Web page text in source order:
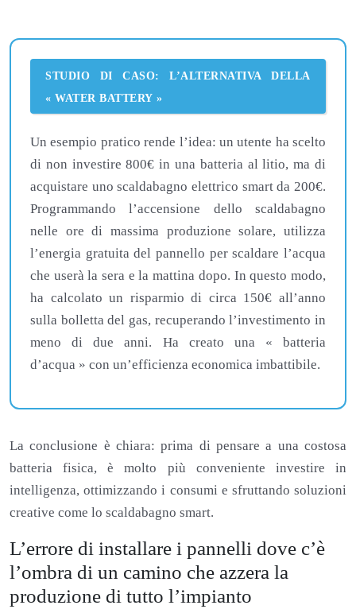
STUDIO DI CASO: L’ALTERNATIVA DELLA
« WATER BATTERY »
Un esempio pratico rende l’idea: un utente ha scelto
di non investire 800€ in una batteria al litio, ma di
acquistare uno scaldabagno elettrico smart da 200€.
Programmando l’accensione dello scaldabagno
nelle ore di massima produzione solare, utilizza
l’energia gratuita del pannello per scaldare l’acqua
che userà la sera e la mattina dopo. In questo modo,
ha calcolato un risparmio di circa 150€ all’anno
sulla bolletta del gas, recuperando l’investimento in
meno di due anni. Ha creato una « batteria
d’acqua » con un’efficienza economica imbattibile.
La conclusione è chiara: prima di pensare a una costosa
batteria fisica, è molto più conveniente investire in
intelligenza, ottimizzando i consumi e sfruttando soluzioni
creative come lo scaldabagno smart.
L’errore di installare i pannelli dove c’è
l’ombra di un camino che azzera la
produzione di tutto l’impianto